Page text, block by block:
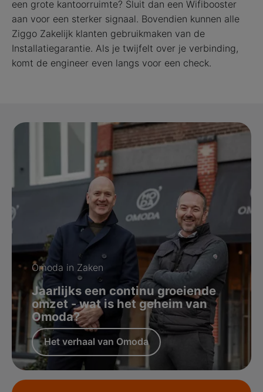
een grote kantoorruimte? Sluit dan een Wifibooster
aan voor een sterker signaal. Bovendien kunnen alle
Ziggo Zakelijk klanten gebruikmaken van de
Installatiegarantie. Als je twijfelt over je verbinding,
komt de engineer even langs voor een check.
Omoda in Zaken
Jaarlijks een continu groeiende
omzet - wat is het geheim van
Omoda?
Het verhaal van Omoda